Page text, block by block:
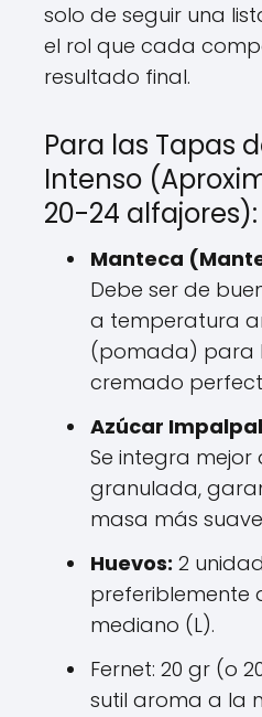
solo de seguir una
el rol que cada
resultado final.
Para las Tapas
Intenso
20-24 alfajores):
Manteca
Debe ser de
a temperatura
(pomada) para
cremado
Azúcar
Se integra mejor
granulada,
masa más
Huevos: 2
preferiblemente
mediano (L).
Fernet: 20 gr (o
sutil aroma a la